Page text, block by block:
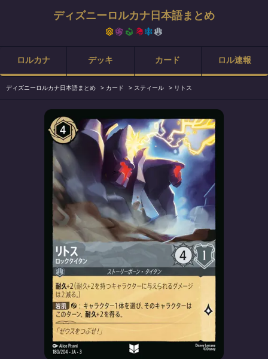
ディズニーロルカナ日本語まとめ
ロルカナ デッキ カード ロル速報
ディズニーロルカナ日本語まとめ > カード > スティール > リトス